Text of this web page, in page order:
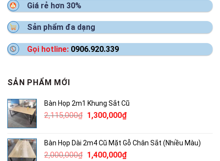
Giá rẻ hơn 30%
Sản phẩm đa dạng
Gọi hotline: 0906.920.339
SẢN PHẨM MỚI
Bàn Họp 2m1 Khung Sắt Cũ
2,115,000₫ Giá
2,115,000₫.
1,300,000₫Giá
là:
1,300,000₫.
Bàn Họp Dài 2m4 Cũ Mặt Gỗ Chân Sắt (Nhiều Màu)
2,000,000₫ Giá
1,400,000₫Giá